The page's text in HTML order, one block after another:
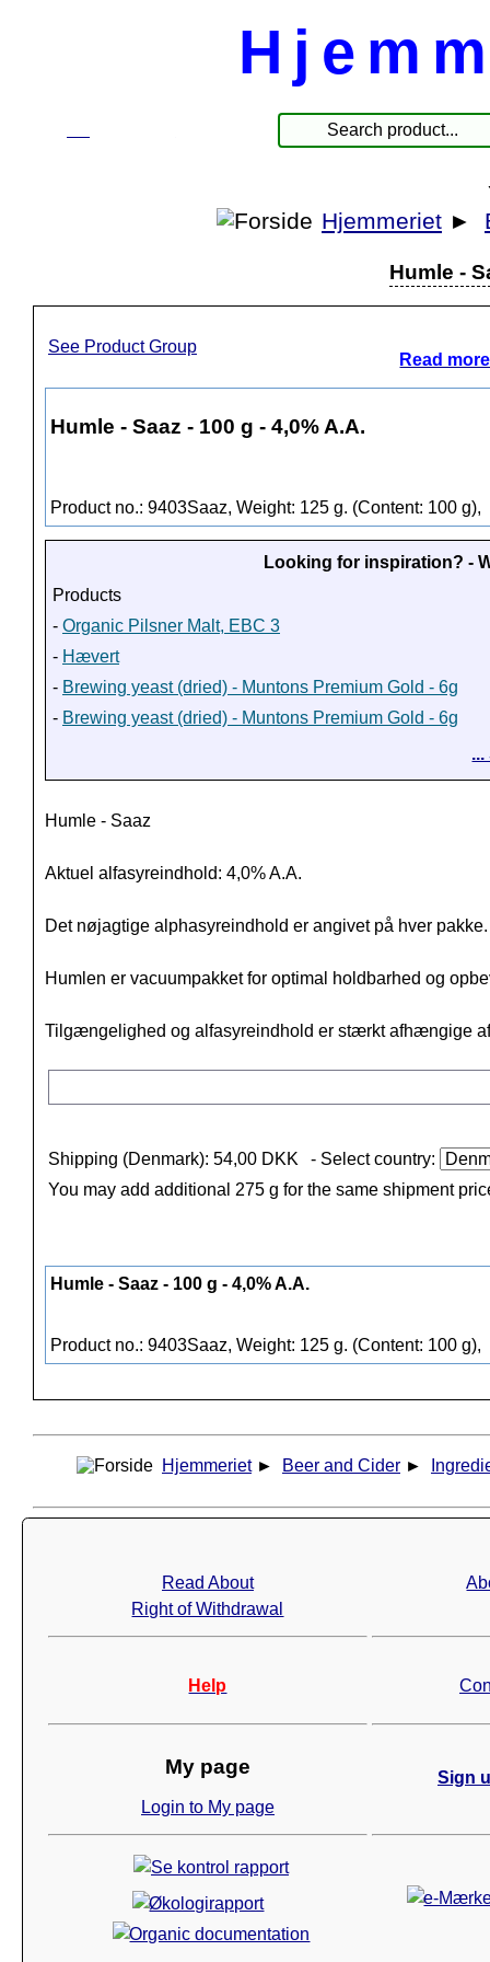
Hjemmeriet ►
Humle -
See Product Group
Read
Humle - Saaz - 100 g - 4,0% A.A.
Product no.: 9403Saaz, Weight: 125 g. (Content: 100 g),
Looking for inspiration? -
Products
- Organic Pilsner Malt, EBC 3
- Hævert
- Brewing yeast (dried) - Muntons Premium Gold - 6g
- Brewing yeast (dried) - Muntons Premium Gold - 6g
Humle - Saaz
Aktuel alfasyreindhold: 4,0% A.A.
Det nøjagtige alphasyreindhold er angivet på hver pakke.
Humlen er vacuumpakket for optimal holdbarhed og
Tilgængelighed og alfasyreindhold er stærkt afhængige
Shipping (Denmark): 54,00 DKK
- Select country:
You may add additional 275 g for the same shipment
Humle - Saaz - 100 g - 4,0% A.A.
Product no.: 9403Saaz, Weight: 125 g. (Content: 100 g),
Hjemmeriet ► Beer and Cider ►
Read About
Right of Withdrawal
Help
My page
Login to My page
Sign